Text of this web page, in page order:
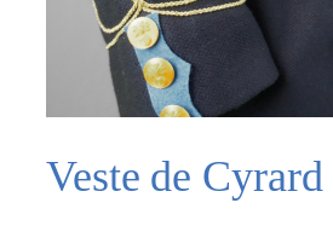
Veste de Cyrard